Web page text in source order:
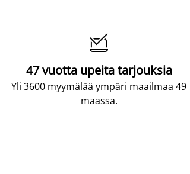

47 vuotta upeita tarjouksia
Yli 3600 myymälää ympäri maailmaa 49
maassa.